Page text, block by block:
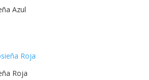
Azul
Roja